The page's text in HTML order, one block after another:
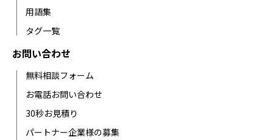
用語集
タグ一覧
お問い合わせ
無料相談フォーム
お電話お問い合わせ
30秒お見積り
パートナー企業様の募集